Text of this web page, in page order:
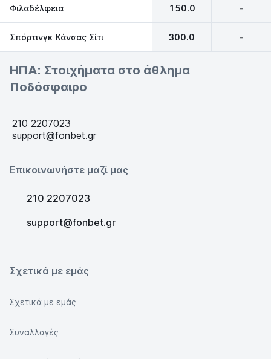
Φιλαδέλφεια 150.0 -
Σπόρτινγκ Κάνσας Σίτι 300.0 -
ΗΠΑ: Στοιχήματα στο άθλημα
Ποδόσφαιρο
210 2207023
support@fonbet.gr
Επικοινωνήστε μαζί μας
210 2207023
support@fonbet.gr
Σχετικά με εμάς
Σχετικά με εμάς
Συναλλαγές